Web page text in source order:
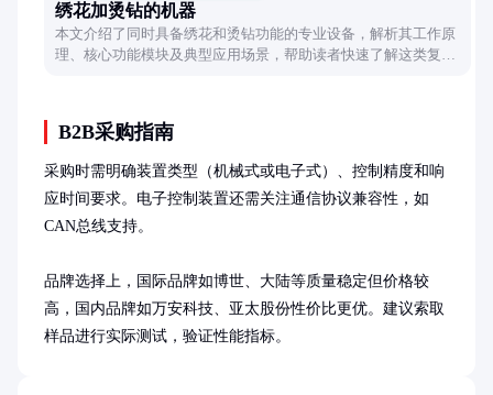
绣花加烫钻的机器
本文介绍了同时具备绣花和烫钻功能的专业设备，解析其工作原
理、核心功能模块及典型应用场景，帮助读者快速了解这类复合
B2B采购指南
采购时需明确装置类型（机械式或电子式）、控制精度和响
应时间要求。电子控制装置还需关注通信协议兼容性，如
CAN总线支持。
品牌选择上，国际品牌如博世、大陆等质量稳定但价格较
高，国内品牌如万安科技、亚太股份性价比更优。建议索取
样品进行实际测试，验证性能指标。